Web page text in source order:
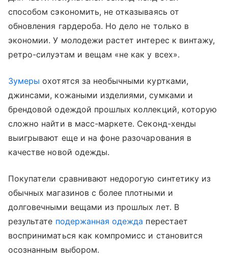
способом сэкономить, не отказываясь от
обновления гардероба. Но дело не только в
экономии. У молодежи растет интерес к винтажу,
ретро-силуэтам и вещам «не как у всех».
Зумеры охотятся за необычными куртками,
джинсами, кожаными изделиями, сумками и
брендовой одеждой прошлых коллекций, которую
сложно найти в масс-маркете. Секонд-хенды
выигрывают еще и на фоне разочарования в
качестве новой одежды.
Покупатели сравнивают недорогую синтетику из
обычных магазинов с более плотными и
долговечными вещами из прошлых лет. В
результате подержанная одежда перестает
восприниматься как компромисс и становится
осознанным выбором.